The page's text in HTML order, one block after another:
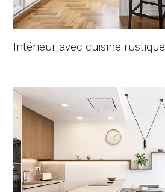
Intérieur avec cuisine rustique